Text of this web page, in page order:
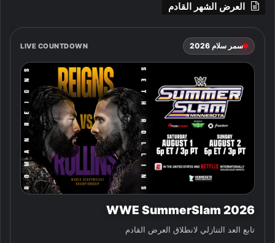
العرض الشهر القادم
سمر سلام 2026 LIVE COUNTDOWN
WWE SummerSlam 2026
تابع العد التنازلي لانطلاق العرض القادم